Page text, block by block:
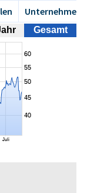
Unternehmen
Gesamt